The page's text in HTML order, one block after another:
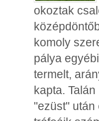
okoztak
komoly
pálya
termelt,
kapta.
"ezüst"